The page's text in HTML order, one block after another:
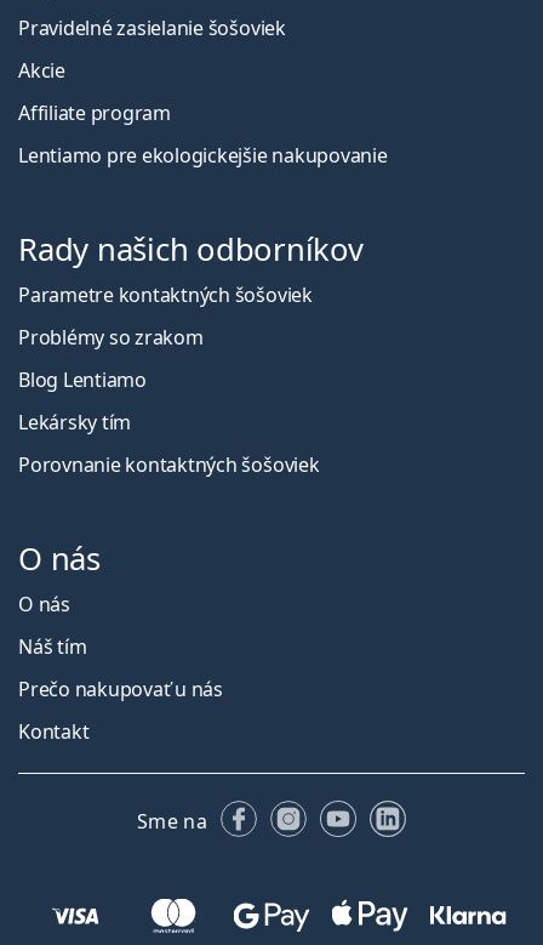
Pravidelné zasielanie šošoviek
Akcie
Affiliate program
Lentiamo pre ekologickejšie nakupovanie
Rady našich odborníkov
Parametre kontaktných šošoviek
Problémy so zrakom
Blog Lentiamo
Lekársky tím
Porovnanie kontaktných šošoviek
O nás
O nás
Náš tím
Prečo nakupovať u nás
Kontakt
Sme na FacebookuInstagrame
YouTubeLinkedIn